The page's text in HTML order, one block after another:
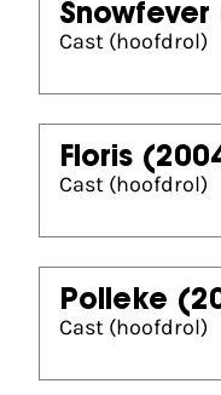
Snowfever
Cast (hoofdrol)
Floris
Cast (hoofdrol)
Polleke
Cast (hoofdrol)